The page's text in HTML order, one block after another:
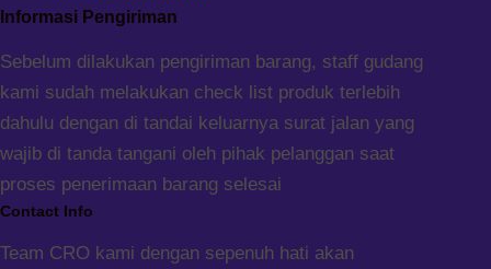
Informasi Pengiriman
Sebelum dilakukan pengiriman barang, staff gudang
kami sudah melakukan check list produk terlebih
dahulu dengan di tandai keluarnya surat jalan yang
wajib di tanda tangani oleh pihak pelanggan saat
proses penerimaan barang selesai
Contact Info
Team CRO kami dengan sepenuh hati akan